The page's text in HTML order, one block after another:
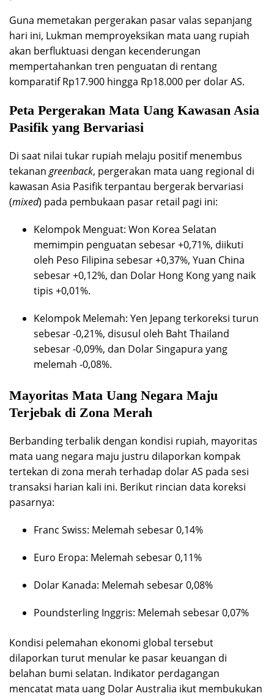
Guna memetakan pergerakan pasar valas sepanjang
hari ini, Lukman memproyeksikan mata uang rupiah
akan berfluktuasi dengan kecenderungan
mempertahankan tren penguatan di rentang
komparatif Rp17.900 hingga Rp18.000 per dolar AS.
Peta Pergerakan Mata Uang Kawasan Asia
Pasifik yang Bervariasi
Di saat nilai tukar rupiah melaju positif menembus
tekanan greenback, pergerakan mata uang regional di
kawasan Asia Pasifik terpantau bergerak bervariasi
(mixed) pada pembukaan pasar retail pagi ini:
Kelompok Menguat: Won Korea Selatan
memimpin penguatan sebesar +0,71%, diikuti
oleh Peso Filipina sebesar +0,37%, Yuan China
sebesar +0,12%, dan Dolar Hong Kong yang naik
tipis +0,01%.
Kelompok Melemah: Yen Jepang terkoreksi turun
sebesar -0,21%, disusul oleh Baht Thailand
sebesar -0,09%, dan Dolar Singapura yang
melemah -0,08%.
Mayoritas Mata Uang Negara Maju
Terjebak di Zona Merah
Berbanding terbalik dengan kondisi rupiah, mayoritas
mata uang negara maju justru dilaporkan kompak
tertekan di zona merah terhadap dolar AS pada sesi
transaksi harian kali ini. Berikut rincian data koreksi
pasarnya:
Franc Swiss: Melemah sebesar 0,14%
Euro Eropa: Melemah sebesar 0,11%
Dolar Kanada: Melemah sebesar 0,08%
Poundsterling Inggris: Melemah sebesar 0,07%
Kondisi pelemahan ekonomi global tersebut
dilaporkan turut menular ke pasar keuangan di
belahan bumi selatan. Indikator perdagangan
mencatat mata uang Dolar Australia ikut membukukan